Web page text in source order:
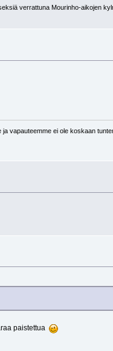
verrattuna Mourinho-aikojen
vapauteemme ei ole koskaan
paistettua